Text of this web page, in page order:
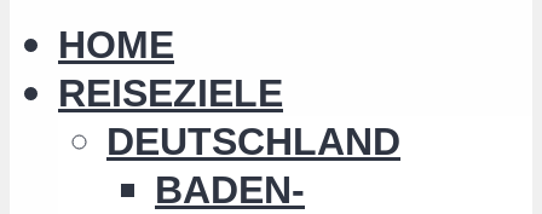
HOME
REISEZIELE
DEUTSCHLAND
BADEN-